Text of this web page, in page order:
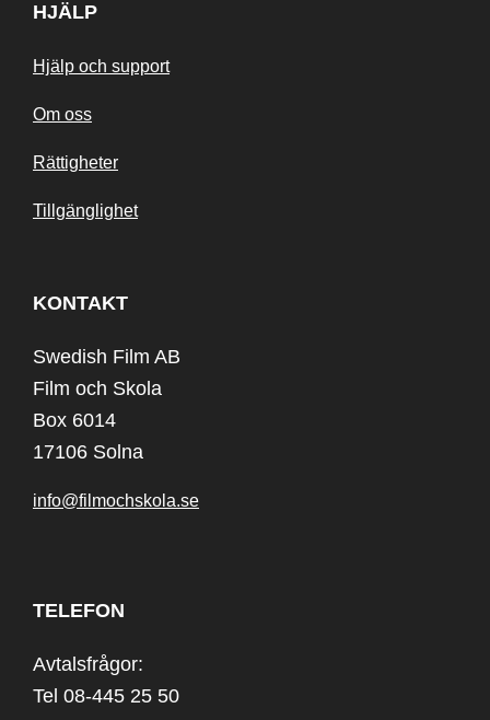
HJÄLP
Hjälp och support
Om oss
Rättigheter
Tillgänglighet
KONTAKT
Swedish Film AB
Film och Skola
Box 6014
17106 Solna
info@filmochskola.se
TELEFON
Avtalsfrågor:
Tel 08-445 25 50